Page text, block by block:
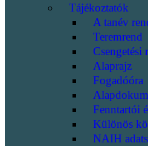
Tájékoztatók
A tanév
Teremrend
Csengetési
Alaprajz
Fogadóóra
Fenntartói
Különös
NAIH